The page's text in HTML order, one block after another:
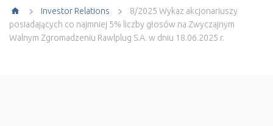
Investor Relations
8/2025 Wykaz akcjonariuszy
posiadających co najmniej 5% liczby głosów na Zwyczajnym
Walnym Zgromadzeniu Rawlplug S.A. w dniu 18.06.2025 r.